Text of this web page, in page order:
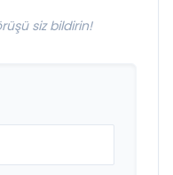
siz bildirin!